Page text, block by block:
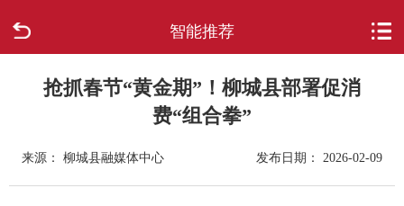
智能推荐
走进柳城
政府信息公开
抢抓春节“黄金期”！柳城县部署促消
费“组合拳”
来源： 柳城县融媒体中心 发布日期： 2026-02-09